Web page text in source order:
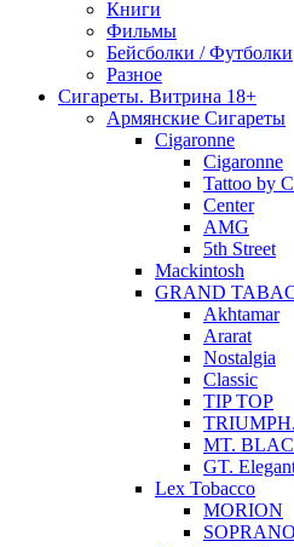
Книги
Фильмы
Бейсболки / Футболки
Разное
Сигареты. Витрина 18+
Армянские Сигареты
Cigaronne
Cigaronne
Tattoo by
Center
AMG
5th Street
Mackintosh
GRAND
Akhtamar
Ararat
Nostalgia
Classic
TIP TOP
MT.
GT.
Lex Tobacco
MORION